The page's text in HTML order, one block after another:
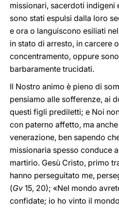
missionari, sacerdoti indigeni
sono stati espulsi dalla loro
e ora o languiscono esiliati
in stato di arresto, in carcere
concentramento, oppure
barbaramente trucidati.
Il Nostro animo è pieno di
pensiamo alle sofferenze, ai
questi figli prediletti; e Noi
con paterno affetto, ma
venerazione, ben sapendo
missionaria spesso conduce
martirio. Gesù Cristo, primo
hanno perseguitato me,
(Gv 15, 20); «Nel mondo
confidate; io ho vinto il